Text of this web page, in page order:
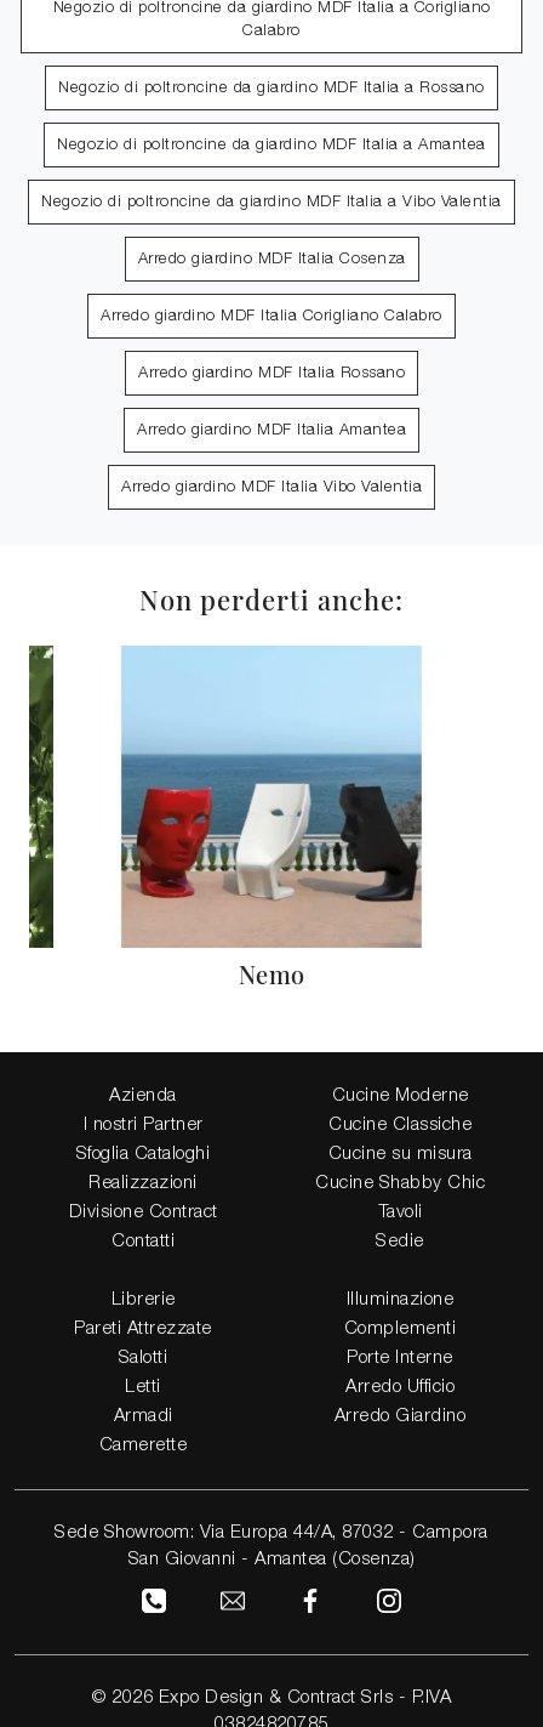
Negozio di poltroncine da giardino MDF Italia a Corigliano
Calabro
Negozio di poltroncine da giardino MDF Italia a Rossano
Negozio di poltroncine da giardino MDF Italia a Amantea
Negozio di poltroncine da giardino MDF Italia a Vibo Valentia
Arredo giardino MDF Italia Cosenza
Arredo giardino MDF Italia Corigliano Calabro
Arredo giardino MDF Italia Rossano
Arredo giardino MDF Italia Amantea
Arredo giardino MDF Italia Vibo Valentia
Non perderti anche:
Nemo
Azienda
I nostri Partner
Sfoglia Cataloghi
Realizzazioni
Divisione Contract
Contatti
Cucine Moderne
Cucine Classiche
Cucine su misura
Cucine Shabby Chic
Tavoli
Sedie
Librerie
Pareti Attrezzate
Salotti
Letti
Armadi
Camerette
Illuminazione
Complementi
Porte Interne
Arredo Ufficio
Arredo Giardino
Sede Showroom: Via Europa 44/A, 87032 - Campora
San Giovanni - Amantea (Cosenza)
© 2026 Expo Design & Contract Srls - P.IVA